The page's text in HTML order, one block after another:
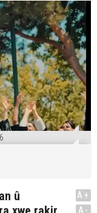
û
A+
A-